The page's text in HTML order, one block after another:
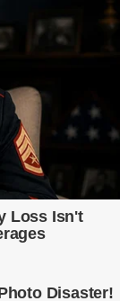
– nơi hai sinh
giờ nghĩ mình sẽ
chính chồng
đã không
lực, nhưng
thậm chí có
lặng, Trí ném